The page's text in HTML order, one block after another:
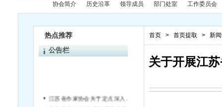
协会简介 历史沿革 领导成员 部门处室 工作委员会
热点推荐
公告栏
首页 > 首页提取 > 新
关于开展江